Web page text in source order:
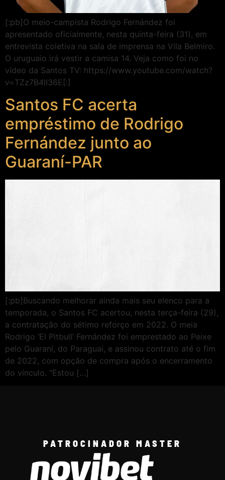
[:pb]O meio-campista Rodrigo Fernández foi
apresentado oficialmente, nesta quinta-feira (31), em
entrevista coletiva na sala de imprensa na Vila Belmiro.
O uruguaio irá vestir a camisa 14. Veja como foi no
vídeo da Santos TV: https://www.youtube.com/watch?
v=TZz7B4II36E[:]
Santos FC acerta
empréstimo de Rodrigo
Fernández junto ao
Guaraní-PAR
[:pb]Buscando melhorar ainda mais seu elenco para a
temporada, o Santos FC acertou, nesta terça-feira (29),
a contratação do sétimo reforço em 2022. O meia
Rodrigo ‘El Pitbull’ Fernández foi emprestado ao Peixe
pelo Guaraní, do Paraguai, e assinou contrato até o fim
de 2022, com opção de compra após o encerramento
do vínculo. “Estou […]
PATROCINADOR MASTER